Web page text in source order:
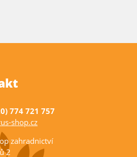
774 721 757
shop.cz
zahradnictví
2